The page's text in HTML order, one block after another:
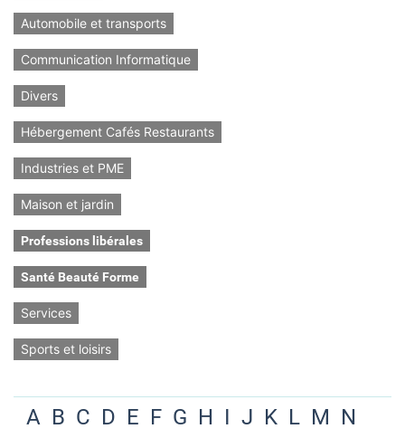
Automobile et transports
Communication Informatique
Divers
Hébergement Cafés Restaurants
Industries et PME
Maison et jardin
Professions libérales
Santé Beauté Forme
Services
Sports et loisirs
A B C D E F G H I J K L M N